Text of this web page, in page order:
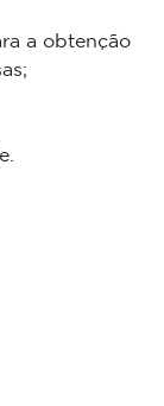
a obtenção